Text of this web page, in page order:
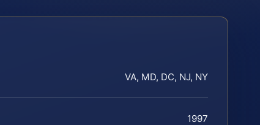
VA, MD, DC, NJ, NY
1997